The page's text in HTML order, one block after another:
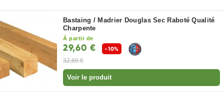
Bastaing / Madrier Douglas Sec Raboté Qualité
Charpente
À partir de
29,60 €
-10%
32,89 €
Voir le produit